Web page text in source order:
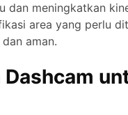
dan meningkatkan
area yang perlu
aman.